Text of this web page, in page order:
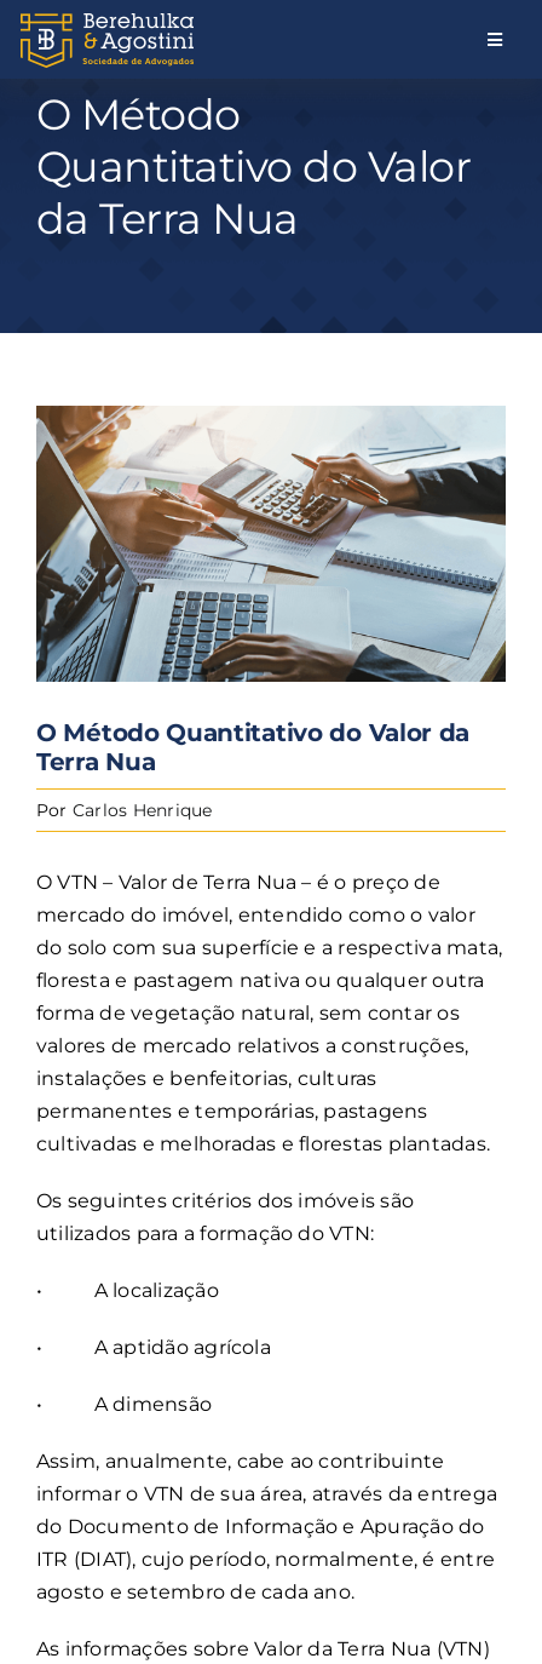
para
conteúdo
QUEM SOMOS
CONTATO
EN
O Método
Quantitativo do Valor
da Terra Nua
View
Larger
Image
O Método Quantitativo do Valor da
Terra Nua
Por Carlos Henrique
O VTN – Valor de Terra Nua – é o preço de
mercado do imóvel, entendido como o valor
do solo com sua superfície e a respectiva mata,
floresta e pastagem nativa ou qualquer outra
forma de vegetação natural, sem contar os
valores de mercado relativos a construções,
instalações e benfeitorias, culturas
permanentes e temporárias, pastagens
cultivadas e melhoradas e florestas plantadas.
Os seguintes critérios dos imóveis são
utilizados para a formação do VTN:
• A localização
• A aptidão agrícola
• A dimensão
Assim, anualmente, cabe ao contribuinte
informar o VTN de sua área, através da entrega
do Documento de Informação e Apuração do
ITR (DIAT), cujo período, normalmente, é entre
agosto e setembro de cada ano.
As informações sobre Valor da Terra Nua (VTN)